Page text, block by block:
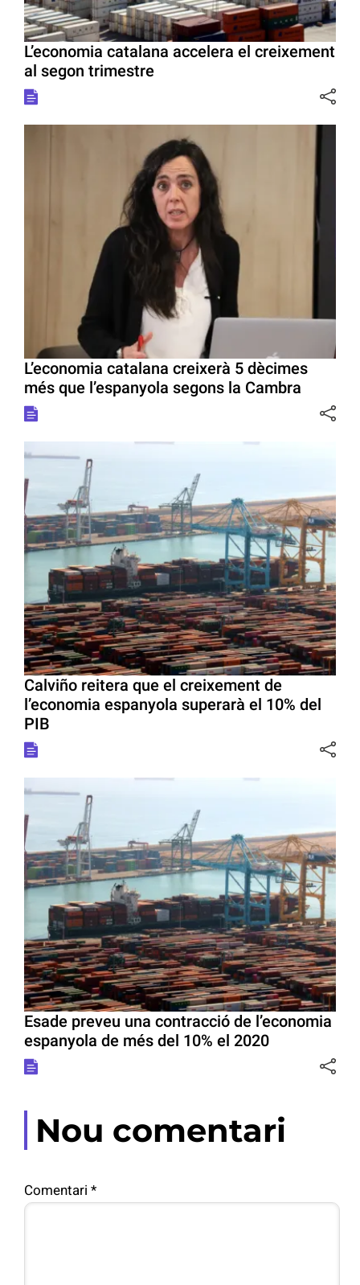
L’economia catalana accelera el creixement
al segon trimestre
L’economia catalana creixerà 5 dècimes
més que l’espanyola segons la Cambra
Calviño reitera que el creixement de
l’economia espanyola superarà el 10% del
PIB
Esade preveu una contracció de l’economia
espanyola de més del 10% el 2020
Nou comentari
Comentari *